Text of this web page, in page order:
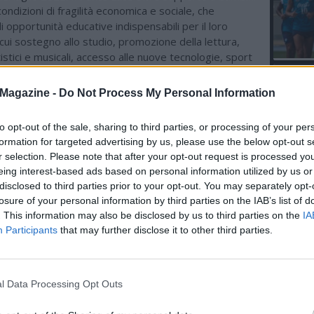
- Do Not Process My Personal Information
opt-out of the sale, sharing to third parties, or processing of your
for targeted advertising by us, please use the below opt-out
selection. Please note that after your opt-out request is processed
interest-based ads based on personal information utilized by us
to third parties prior to your opt-out. You may separately
of your personal information by third parties on the IAB’s list of
This information may also be disclosed by us to third parties on the
Participants that may further disclose it to other third parties.
Data Processing Opt Outs
di fragilità economica e sociale, che
opportunità educative indispensabili per il loro
sostegno allo studio, promozione della lettura,
e musicali, accesso alle nuove tecnologie, sport
quello tra Juventus e Save the Children, che
e in territori privi di adeguate
grazie anche all’impegno della Fondazione
non profit specializzata nel campo dell’istruzione
con entrambi gli enti.
di poter dare risalto alla condivisione valoriale
Children, nella quale crede ed è impegnata da anni -ha
Scanavino, CEO di Juventus -. Due realtà
abbattere tutte le barriere che impediscono a